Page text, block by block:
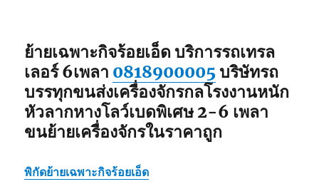
ย้ายเฉพาะกิจร้อยเอ็ด บริการรถเทรล
เลอร์ 6เพลา 0818900005 บริษัทรถ
บรรทุกขนส่งเครื่องจักรกลโรงงานหนัก
หัวลากหางโลว์เบดพิเศษ 2-6 เพลา
ขนย้ายเครื่องจักรในราคาถูก
พิกัดย้ายเฉพาะกิจร้อยเอ็ด